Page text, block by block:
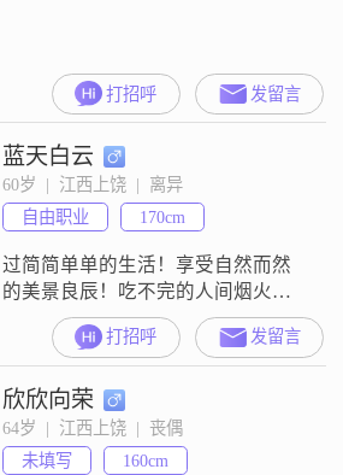
打招呼 发留言
蓝天白云
60岁  |  江西上饶  |  离异
自由职业
170cm
过简简单单的生活！享受自然而然
的美景良辰！吃不完的人间烟火里
的尘埃！陶不尽人意与天地万物之
灵！进可以爱！退也坦然自若！夕
阳无限好，不怕进黄昏！来吧！去
领略星球的大好河山！做一个地地
道道的人间四月天！
打招呼 发留言
欣欣向荣
64岁  |  江西上饶  |  丧偶
未填写
160cm